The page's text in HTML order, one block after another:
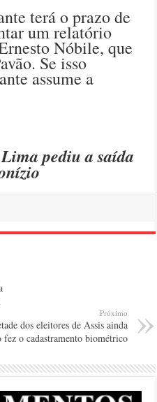
terá o prazo de
um relatório
Nóbile, que
Se isso
assume a
pediu a saída
Próximo
dos eleitores de Assis ainda
fez o cadastramento biométrico